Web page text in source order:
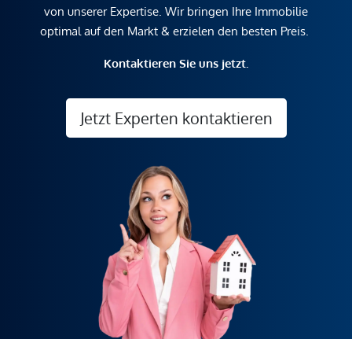
von unserer Expertise. Wir bringen Ihre Immobilie
optimal auf den Markt & erzielen den besten Preis.
Kontaktieren Sie uns jetzt.
Jetzt Experten kontaktieren